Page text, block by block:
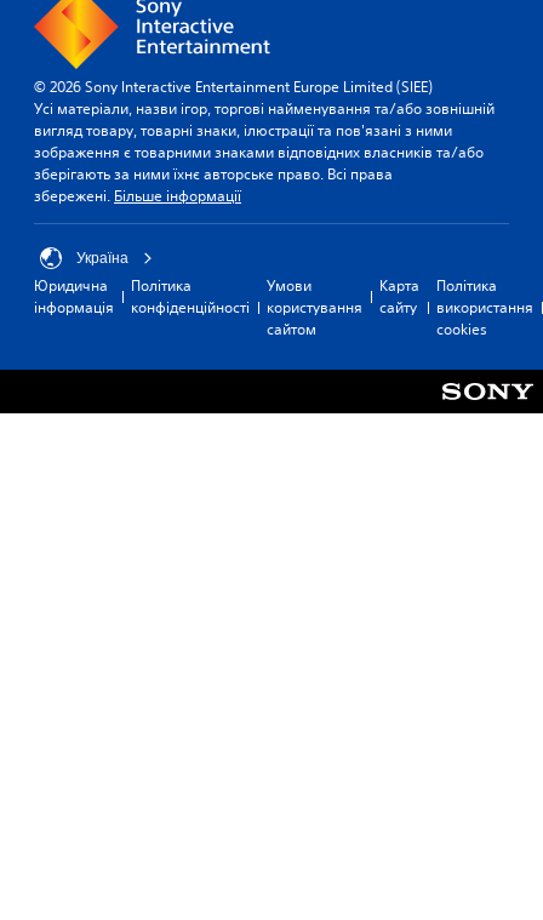
© 2026 Sony Interactive Entertainment Europe Limited (SIEE)
Усі матеріали, назви ігор, торгові найменування та/або зовнішній
вигляд товару, товарні знаки, ілюстрації та пов'язані з ними
зображення є товарними знаками відповідних власників та/або
зберігають за ними їхнє авторське право. Всі права
збережені. Більше інформації
Україна
Юридична
інформація
Політика
конфіденційності
Умови
користування
сайтом
Карта
сайту
Політика
використання
cookies